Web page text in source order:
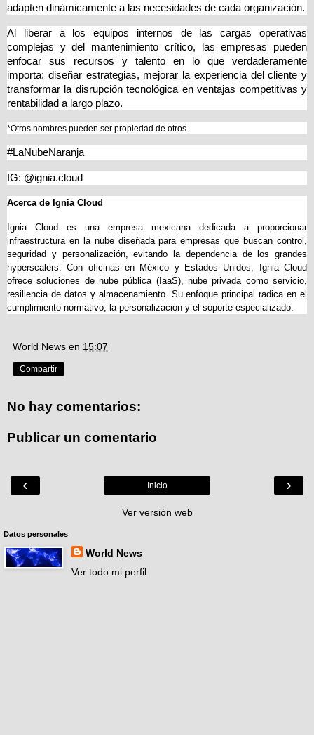
adapten dinámicamente a las necesidades de cada organización.
Al liberar a los equipos internos de las cargas operativas
complejas y del mantenimiento crítico, las empresas pueden
enfocar sus recursos y talento en lo que verdaderamente
importa: diseñar estrategias, mejorar la experiencia del cliente y
transformar la disrupción tecnológica en ventajas competitivas y
rentabilidad a largo plazo.
*Otros nombres pueden ser propiedad de otros.
#LaNubeNaranja
IG: @ignia.cloud
Acerca de Ignia Cloud
Ignia Cloud es una empresa mexicana dedicada a proporcionar
infraestructura en la nube diseñada para empresas que buscan control,
seguridad y personalización, evitando la dependencia de los grandes
hyperscalers. Con oficinas en México y Estados Unidos, Ignia Cloud
ofrece soluciones de nube pública (IaaS), nube privada como servicio,
resiliencia de datos y almacenamiento. Su enfoque principal radica en el
cumplimiento normativo, la personalización y el soporte especializado.
World News en 15:07
Compartir
No hay comentarios:
Publicar un comentario
‹ ›
Inicio
Ver versión web
Datos personales
World News
Ver todo mi perfil